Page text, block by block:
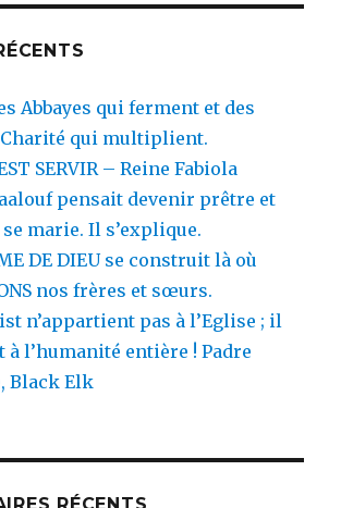
Abbayes qui ferment et des
Charité qui multiplient.
SERVIR – Reine Fabiola
pensait devenir prêtre et
marie. Il s’explique.
DE DIEU se construit là où
nos frères et sœurs.
n’appartient pas à l’Eglise ; il
l’humanité entière ! Padre
Black Elk